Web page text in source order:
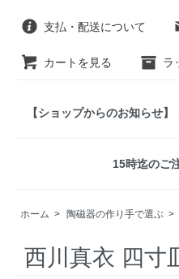
支払・配送について
カートを見る ラ
【ショップからのお知らせ
15時迄のご
ホーム > 陶磁器の作り手で選ぶ >
西川真衣 四寸